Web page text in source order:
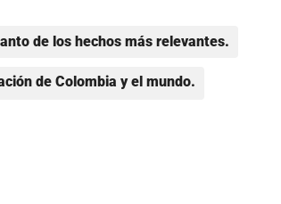
de los hechos más relevantes.
de Colombia y el mundo.